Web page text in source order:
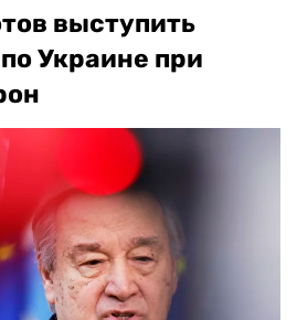
выступить
Украине при